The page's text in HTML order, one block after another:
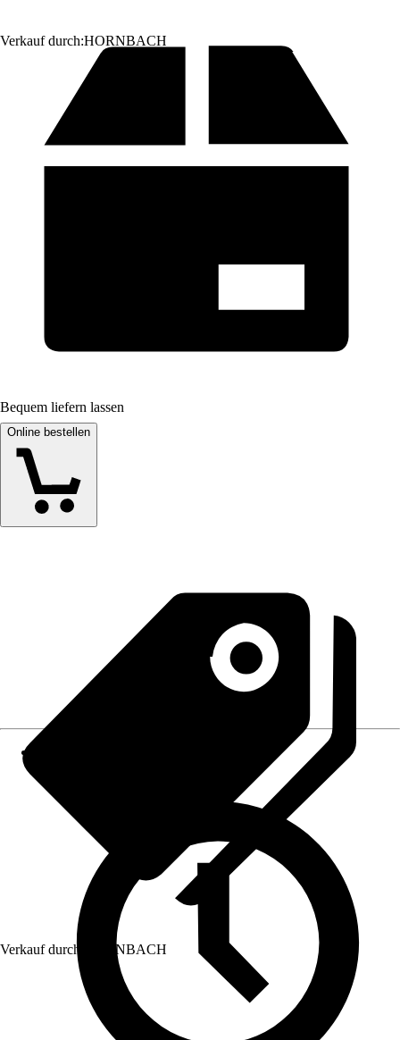
Verkauf durch:HORNBACH
Bequem liefern lassen
Online bestellen
Verkauf durch: HORNBACH